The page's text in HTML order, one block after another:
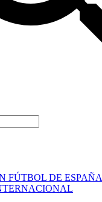
FÚTBOL DE ESPAÑA